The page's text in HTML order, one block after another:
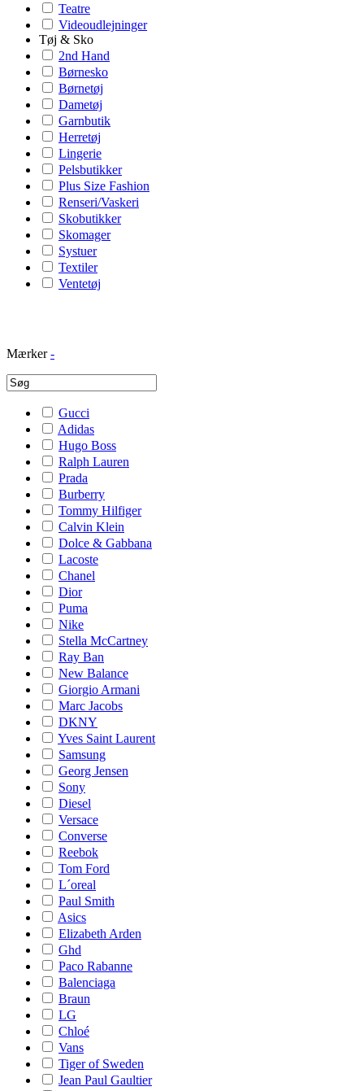
Teatre
Videoudlejninger
Tøj & Sko
2nd Hand
Børnesko
Børnetøj
Dametøj
Garnbutik
Herretøj
Lingerie
Pelsbutikker
Plus Size Fashion
Renseri/Vaskeri
Skobutikker
Skomager
Systuer
Textiler
Ventetøj
Mærker -
Gucci
Adidas
Hugo Boss
Ralph Lauren
Prada
Burberry
Tommy Hilfiger
Calvin Klein
Dolce & Gabbana
Lacoste
Chanel
Dior
Puma
Nike
Stella McCartney
Ray Ban
New Balance
Giorgio Armani
Marc Jacobs
DKNY
Yves Saint Laurent
Samsung
Georg Jensen
Sony
Diesel
Versace
Converse
Reebok
Tom Ford
L´oreal
Paul Smith
Asics
Elizabeth Arden
Ghd
Paco Rabanne
Balenciaga
Braun
LG
Chloé
Vans
Tiger of Sweden
Jean Paul Gaultier